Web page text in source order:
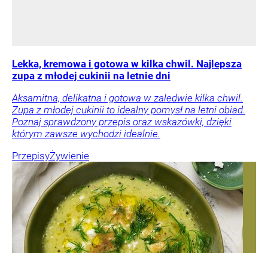
Lekka, kremowa i gotowa w kilka chwil. Najlepsza
zupa z młodej cukinii na letnie dni
Aksamitna, delikatna i gotowa w zaledwie kilka chwil.
Zupa z młodej cukinii to idealny pomysł na letni obiad.
Poznaj sprawdzony przepis oraz wskazówki, dzięki
którym zawsze wychodzi idealnie.
PrzepisyŻywienie